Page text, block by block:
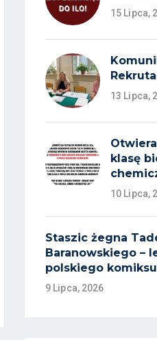
15 Lipca,
13 Lipca,
klasę
10 Lipca,
Staszic żegna
Baranowskiego –
polskiego komiksu
9 Lipca, 2026